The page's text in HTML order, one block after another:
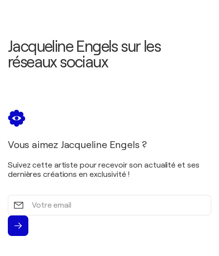
Jacqueline Engels sur les
réseaux sociaux
Vous aimez Jacqueline Engels ?
Suivez cette artiste pour recevoir son actualité et ses
dernières créations en exclusivité !
Votre
email